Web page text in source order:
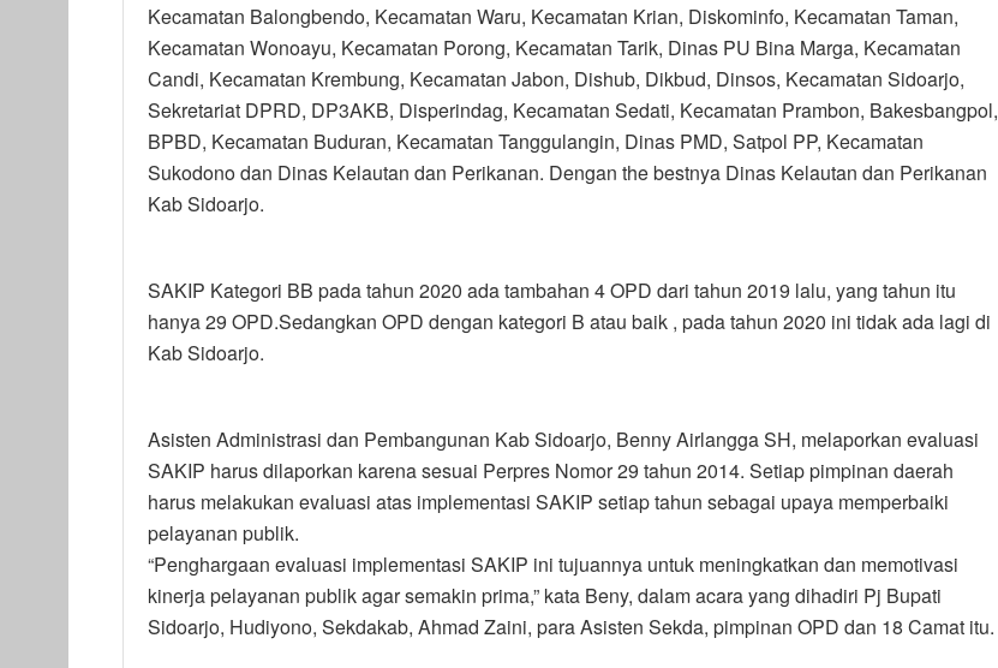
Kecamatan Balongbendo, Kecamatan Waru, Kecamatan Krian, Diskominfo, Kecamatan Taman,
Kecamatan Wonoayu, Kecamatan Porong, Kecamatan Tarik, Dinas PU Bina Marga, Kecamatan
Candi, Kecamatan Krembung, Kecamatan Jabon, Dishub, Dikbud, Dinsos, Kecamatan Sidoarjo,
Sekretariat DPRD, DP3AKB, Disperindag, Kecamatan Sedati, Kecamatan Prambon, Bakesbangpol,
BPBD, Kecamatan Buduran, Kecamatan Tanggulangin, Dinas PMD, Satpol PP, Kecamatan
Sukodono dan Dinas Kelautan dan Perikanan. Dengan the bestnya Dinas Kelautan dan Perikanan
Kab Sidoarjo.
SAKIP Kategori BB pada tahun 2020 ada tambahan 4 OPD dari tahun 2019 lalu, yang tahun itu
hanya 29 OPD.Sedangkan OPD dengan kategori B atau baik , pada tahun 2020 ini tidak ada lagi di
Kab Sidoarjo.
Asisten Administrasi dan Pembangunan Kab Sidoarjo, Benny Airlangga SH, melaporkan evaluasi
SAKIP harus dilaporkan karena sesuai Perpres Nomor 29 tahun 2014. Setiap pimpinan daerah
harus melakukan evaluasi atas implementasi SAKIP setiap tahun sebagai upaya memperbaiki
pelayanan publik.
“Penghargaan evaluasi implementasi SAKIP ini tujuannya untuk meningkatkan dan memotivasi
kinerja pelayanan publik agar semakin prima,” kata Beny, dalam acara yang dihadiri Pj Bupati
Sidoarjo, Hudiyono, Sekdakab, Ahmad Zaini, para Asisten Sekda, pimpinan OPD dan 18 Camat itu.